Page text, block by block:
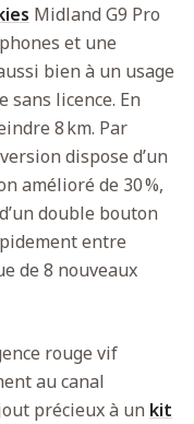
Midland G9 Pro
et une
bien à un usage
sans licence. En
8 km. Par
dispose d’un
amélioré de 30 %,
double bouton
entre
de 8 nouveaux
rouge vif
au canal
précieux à un kit